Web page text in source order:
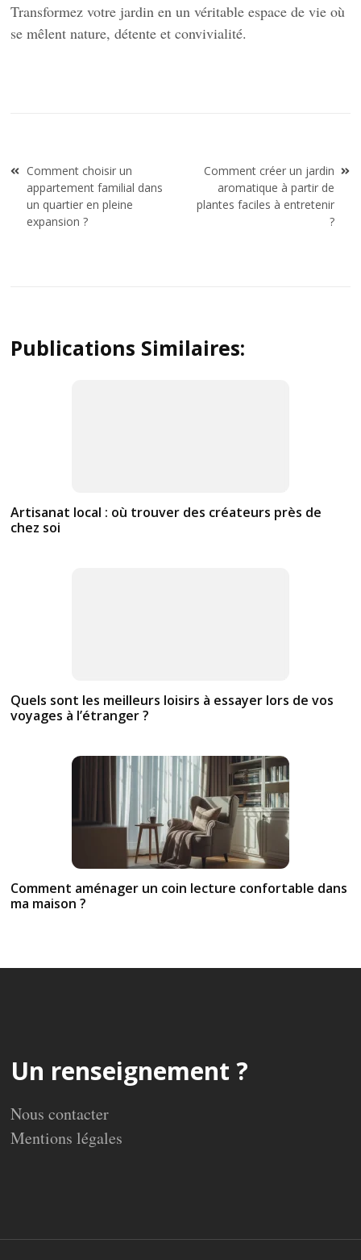
Transformez votre jardin en un véritable espace de vie où
se mêlent nature, détente et convivialité.
Navigation
de
l’article
Comment choisir un
appartement familial dans
un quartier en pleine
expansion ?
Comment créer un jardin
aromatique à partir de
plantes faciles à entretenir
?
Publications Similaires:
Artisanat local : où trouver des créateurs près de
chez soi
Quels sont les meilleurs loisirs à essayer lors de vos
voyages à l’étranger ?
Comment aménager un coin lecture confortable dans
ma maison ?
Un renseignement ?
Nous contacter
Mentions légales